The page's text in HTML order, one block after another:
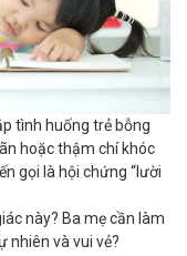
tình huống trẻ bỗng
hoặc thậm chí khóc
gọi là hội chứng “lười
này? Ba mẹ cần làm
nhiên và vui vẻ?